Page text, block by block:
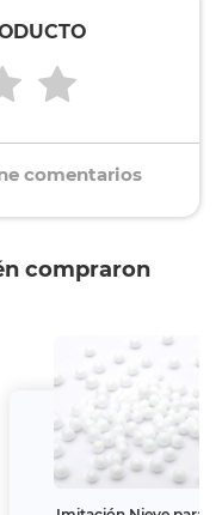
comentarios
compraron